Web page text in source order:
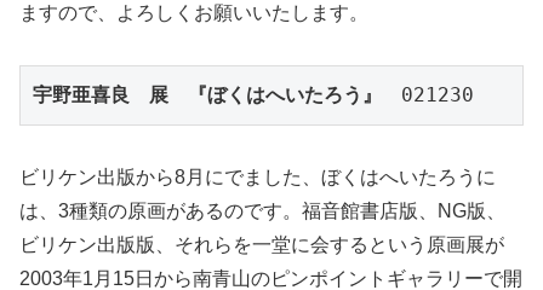
ますので、よろしくお願いいたします。
宇野亜喜良　展　『ぼくはへいたろう』 021230
ビリケン出版から8月にでました、ぼくはへいたろうに
は、3種類の原画があるのです。福音館書店版、NG版、
ビリケン出版版、それらを一堂に会するという原画展が
2003年1月15日から南青山のピンポイントギャラリーで開